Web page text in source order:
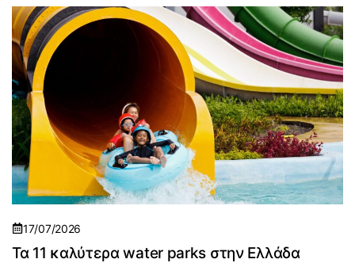
17/07/2026
Τα 11 καλύτερα water parks στην Ελλάδα